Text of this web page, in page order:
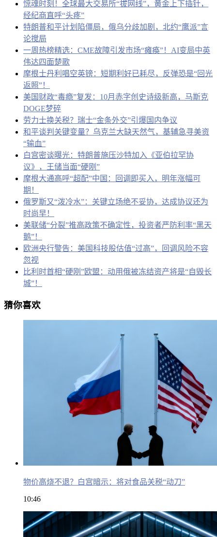
惊魂时刻！全球最大交易所“拔网线”，黄金上下插针，
经纪商直呼“头疼”
特朗普和平计划陷僵局，俄乌分歧加剧，北约“鹰派”言
论搅局
一周热榜精选：CME故障引发市场“瘫痪”！AI变局中英
伟达四面楚歌
摩根士丹利唱空英镑：短期利好已耗尽，反弹恐是“回光
返照”！
美国财政“毒瘾”复发：10月赤字创史诗级新高，马斯克
DOGE梦碎
劳力士换关税？瑞士“金条外交”引爆国内争议
和平谈判关键变量？乌克兰大缺天然气，基辅急寻美资
“输血”
白宫密谈曝光：特朗普施压沙特加入《亚伯拉罕协
议》，王储当面“硬刚”
摩根大通高呼“超配”中国：回调即买入，明年涨幅可
期！
俄罗斯又“泼冷水”：关键立场绝不妥协，达成协议还为
时尚早！
美联储“分裂”推高政策不确定性，投资者严防利率“黑天
鹅”！
欧洲央行警告：美国科技股估值“过高”，回调风险不容
忽视
比利时首相“硬刚”欧盟：动用俄被冻结资产将是“自毁长
城”！
猜你喜欢
物价高烧不退？白宫暗示：将对食品关税“动刀”
10:46